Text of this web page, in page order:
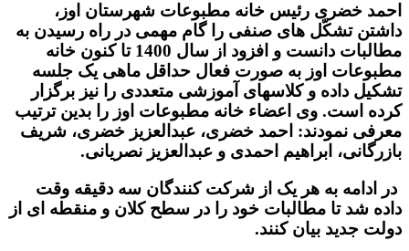
احمد خضری رئیس خانه مطبوعات شهرستان اوز،
داشتن تشکّل های صنفی را گام مهمی در راه رسیدن به
مطالبات دانست و افزود از سال 1400 تا کنون خانه
مطبوعات اوز به صورت فعال حداقل ماهی یک جلسه
تشکیل داده و کلاسهای آموزشی متعددی را نیز برگزار
کرده است. وی اعضاء خانه مطبوعات اوز را بدین ترتیب
معرفی نمودند: احمد خضری، عبدالعزیز خضری، شریف
بازرگانی، ابراهیم احمدی و عبدالعزیز نصریانی.
در ادامه به هر یک از شرکت کنندگان سه دقیقه وقت
داده شد تا مطالبات خود را در سطح کلان و منقطه ای از
دولت جدید بیان کنند.